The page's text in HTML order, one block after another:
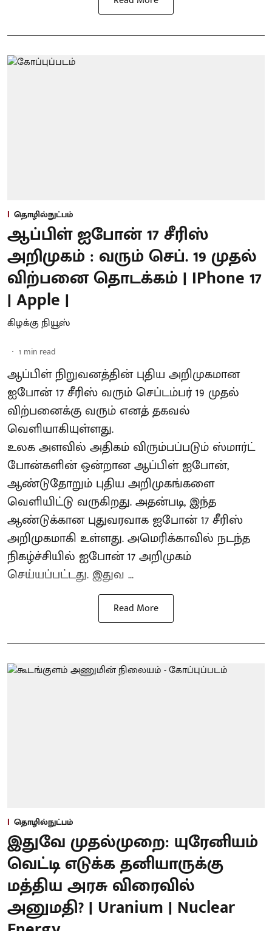
தொழில்நுட்பம்
ஆப்பிள் ஐபோன் 17 சீரிஸ்
அறிமுகம் : வரும் செப். 19 முதல்
விற்பனை தொடக்கம் | IPhone 17
| Apple |
கிழக்கு நியூஸ்
1 min read
ஆப்பிள் நிறுவனத்தின் புதிய அறிமுகமான
ஐபோன் 17 சீரிஸ் வரும் செப்டம்பர் 19 முதல்
விற்பனைக்கு வரும் எனத் தகவல்
வெளியாகியுள்ளது.
உலக அளவில் அதிகம் விரும்பப்படும் ஸ்மார்ட்
போன்களின் ஒன்றான ஆப்பிள் ஐபோன்,
ஆண்டுதோறும் புதிய அறிமுகங்களை
வெளியிட்டு வருகிறது. அதன்படி, இந்த
ஆண்டுக்கான புதுவரவாக ஐபோன் 17 சீரிஸ்
அறிமுகமாகி உள்ளது. அமெரிக்காவில் நடந்த
நிகழ்ச்சியில் ஐபோன் 17 அறிமுகம்
செய்யப்பட்டது. இதுவ ...
Read More
தொழில்நுட்பம்
இதுவே முதல்முறை: யுரேனியம்
வெட்டி எடுக்க தனியாருக்கு
மத்திய அரசு விரைவில்
அனுமதி? | Uranium | Nuclear